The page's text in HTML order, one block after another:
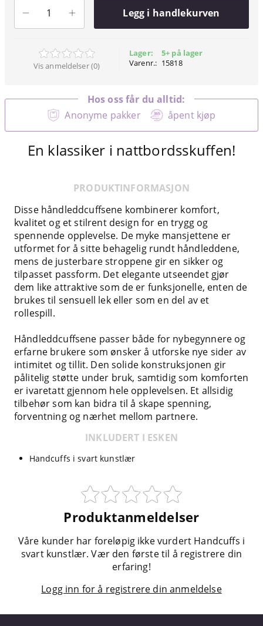
Legg i handlekurven
Vis anmeldelser (0)
Lager:
Varenr.:
5+ på lager
15818
Anonyme pakker åpent kjøp
Hos oss får du alltid:
En klassiker i nattbordsskuffen!
PRODUKTINFORMASJON
Disse håndleddcuffsene kombinerer komfort,
kvalitet og et stilrent design for en trygg og
spennende opplevelse. De myke mansjettene er
utformet for å sitte behagelig rundt håndleddene,
mens de justerbare stroppene gir en sikker og
tilpasset passform. Det elegante utseendet gjør
dem like attraktive som de er funksjonelle, enten de
brukes til sensuell lek eller som en del av et
rollespill.
Håndleddcuffsene passer både for nybegynnere og
erfarne brukere som ønsker å utforske nye sider av
intimitet og tillit. Den solide konstruksjonen gir
pålitelig støtte under bruk, samtidig som komforten
er ivaretatt gjennom hele opplevelsen. Et allsidig
tilbehør som kan bidra til å skape spenning,
forventning og nærhet mellom partnere.
INKLUDERT I ESKEN
Handcuffs i svart kunstlær
Produktanmeldelser
Våre kunder har foreløpig ikke vurdert Handcuffs i
svart kunstlær. Vær den første til å registrere din
erfaring!
Logg inn for å registrere din anmeldelse